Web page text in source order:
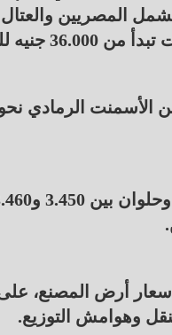
جنيه للطن.
وهوامش التوزيع.